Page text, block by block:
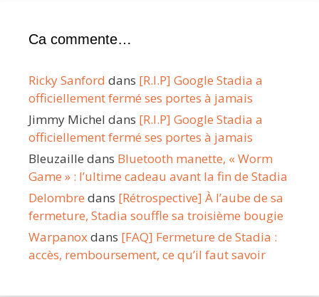
Ca commente…
Ricky Sanford dans [R.I.P] Google Stadia a
officiellement fermé ses portes à jamais
Jimmy Michel dans [R.I.P] Google Stadia a
officiellement fermé ses portes à jamais
Bleuzaille dans Bluetooth manette, « Worm
Game » : l’ultime cadeau avant la fin de Stadia
Delombre dans [Rétrospective] À l’aube de sa
fermeture, Stadia souffle sa troisième bougie
Warpanoxdans [FAQ] Fermeture de Stadia :
accès, remboursement, ce qu’il faut savoir